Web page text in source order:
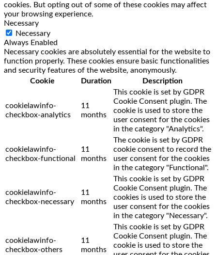
cookies. But opting out of some of these cookies may affect
your browsing experience.
Necessary
Necessary
Always Enabled
Necessary cookies are absolutely essential for the website to
function properly. These cookies ensure basic functionalities
and security features of the website, anonymously.
Cookie
Duration Description
cookielawinfo-
checkbox-analytics
11
months
This cookie is set by GDPR
Cookie Consent plugin. The
cookie is used to store the
user consent for the cookies
in the category "Analytics".
cookielawinfo-
checkbox-functional
11
months
The cookie is set by GDPR
cookie consent to record the
user consent for the cookies
in the category "Functional".
cookielawinfo-
checkbox-necessary
11
months
This cookie is set by GDPR
Cookie Consent plugin. The
cookies is used to store the
user consent for the cookies
in the category "Necessary".
cookielawinfo-
checkbox-others
11
months
This cookie is set by GDPR
Cookie Consent plugin. The
cookie is used to store the